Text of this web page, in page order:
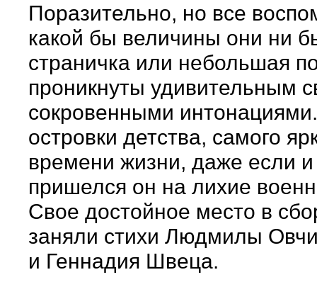
Поразительно, но все
какой бы величины они ни
страничка или небольшая
проникнуты удивительным
сокровенными
островки детства, самого
времени жизни, даже если и
пришелся он на лихие
Свое достойное место в
заняли стихи Людмилы
и Геннадия Швеца.